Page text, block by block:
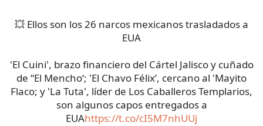
💥 Ellos son los 26 narcos mexicanos trasladados a
EUA
'El Cuini', brazo financiero del Cártel Jalisco y cuñado
de “El Mencho‘; 'El Chavo Félix’, cercano al 'Mayito
Flaco; y 'La Tuta', líder de Los Caballeros Templarios,
son algunos capos entregados a
EUAhttps://t.co/cI5M7nhUUj